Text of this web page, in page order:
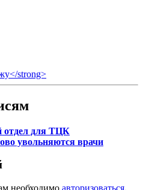
strong>
отдел для ТЦК
увольняются врачи
необходимо авторизоваться.